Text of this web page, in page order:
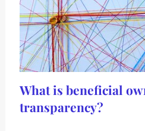
What is beneficial
transparency?